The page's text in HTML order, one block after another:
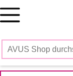
Skip
to